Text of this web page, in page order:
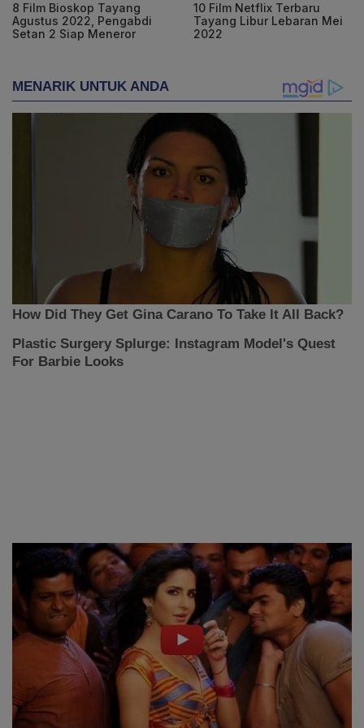
8 Film Bioskop Tayang
Agustus 2022, Pengabdi
Setan 2 Siap Meneror
10 Film Netflix Terbaru
Tayang Libur Lebaran Mei
2022